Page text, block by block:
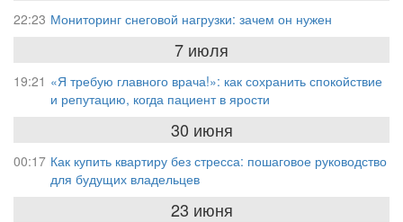
22:23 Мониторинг снеговой нагрузки: зачем он нужен
7 июля
19:21 «Я требую главного врача!»: как сохранить спокойствие
и репутацию, когда пациент в ярости
30 июня
00:17 Как купить квартиру без стресса: пошаговое руководство
для будущих владельцев
23 июня